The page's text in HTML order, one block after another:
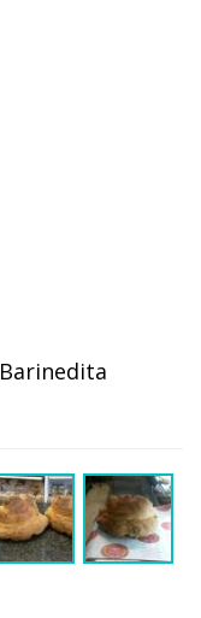
Barinedita